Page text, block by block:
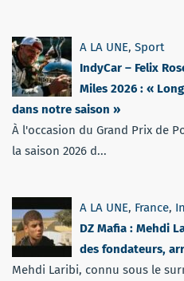
A LA UNE, Sport
IndyCar – Felix
Miles 2026 : «
dans notre saison »
À l'occasion du Grand Prix de
la saison 2026 d...
A LA UNE, France,
DZ Mafia : Mehdi
des fondateurs,
Mehdi Laribi, connu sous le